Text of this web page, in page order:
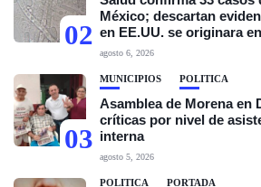
02
México; descartan
en EE.UU. se originara
agosto 6, 2026
03
MUNICIPIOS POLÍTICA
Asamblea de Morena en
críticas por nivel de
interna
agosto 5, 2026
POLÍTICA PORTADA